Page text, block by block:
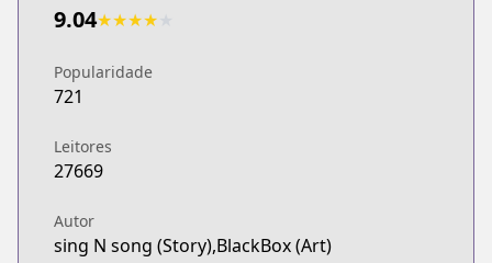
9.04★★★★
Popularidade
721
Leitores
27669
Autor
sing N song (Story),BlackBox (Art)